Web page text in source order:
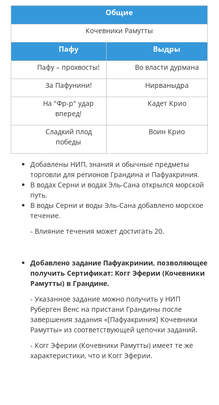
Общие
Кочевники Рамутты
Пафу Выдры
Пафу – прохвосты!
Во власти дурмана
За Пафунини!
Нирваныдра
На "Фр-р" удар
вперед!
Кадет Крио
Сладкий плод
победы
Воин Крио
Добавлены НИП, знания и обычные предметы
торговли для регионов Грандина и Пафуакриния.
В водах Серни и водах Эль-Сана открылся морской
путь.
В воды Серни и воды Эль-Сана добавлено морское
течение.
- Влияние течения может достигать 20.
Добавлено задание Пафуакринии, позволяющее
получить Сертификат: Когг Эферии (Кочевники
Рамутты) в Грандине.
- Указанное задание можно получить у НИП
Руберген Венс на пристани Грандины после
завершения задания «[Пафуакриния] Кочевники
Рамутты» из соответствующей цепочки заданий.
- Когг Эферии (Кочевники Рамутты) имеет те же
характеристики, что и Когг Эферии.